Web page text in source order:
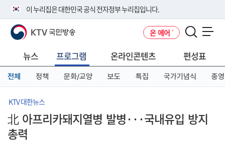
이 누리집은 대한민국 공식 전자정부 누리집입니다.
공식 누리집 주소 확인하기
니다.
이밖에 or.kr 또는 .kr등 다른 도메인 주소를 사용하고 있다면 아래 URL에
서 도메인 주소를 확인해 보세요
KTV 국민방송 온 에어
뉴스 프로그램 온라인콘텐츠 편성표
전체 정책 문화/교양 보도 특집 국가기념식 종영
KTV 대한뉴스
北 아프리카돼지열병 발병···국내유입 방지
총력